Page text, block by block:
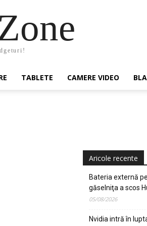
TABLETE CAMERE VIDEO
Aricole recente
Bateria externă
găselniţa a scos
05/08/2026
Nvidia intră în